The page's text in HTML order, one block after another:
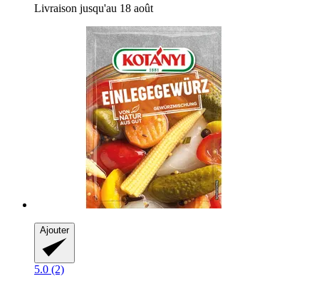
Livraison jusqu'au 18 août
Ajouter
5.0 (2)